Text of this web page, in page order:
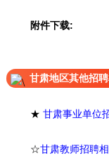
附件下载:
甘肃地区其他招
★ 甘肃事业单位
☆甘肃教师招聘